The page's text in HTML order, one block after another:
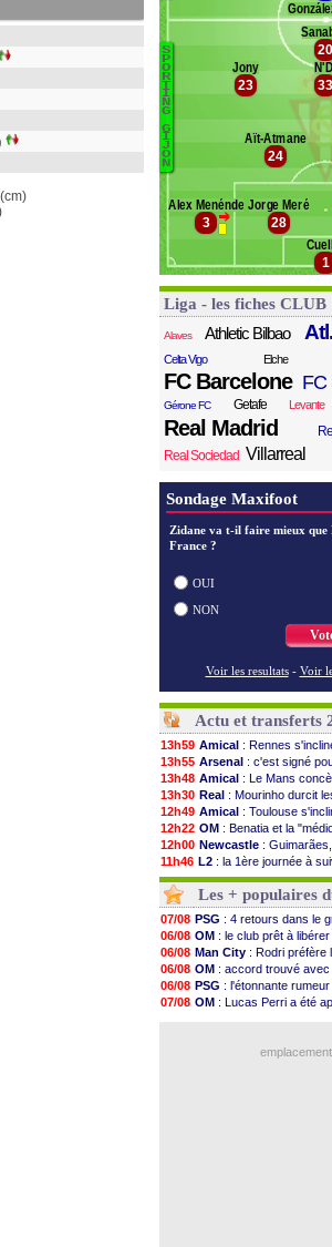
Hajrovic
González
Enrich Ametller
Banc des
García Cabrera
Pablo Pérez
Carlos Castro
Carlos Carmona
S
P
O
R
T
I
N
G
G
I
J
O
N
1
28
Jorge Meré
>
3
Álex Menéndez
24
Aït-Atmane
33
23
Jony
20
Liga - les fiches CLUB
Alaves Athletic Bilbao
Celta Vigo Elche
FC Barcelone FC
Gérone FC Getafe Levante
Real Madrid
Real Sociedad Villarreal
Sondage Maxifoot
Zidane va t-il faire mieux que
France ?
OUI
NON
Voir les resultats - Voir
Actu et transferts
13h59 Amical : Rennes
13h55 Arsenal : c'est signé
13h48 Amical : Le Mans
13h30 Real : Mourinho durcit
12h49 Amical : Toulouse
12h22 OM : Benatia et la
12h00 Newcastle :
11h46 L2 : la 1ère journée à
11h20 PSG: une deuxième
10h49
PSG : le groupe pour le
10h32 OM: le jour où tout a
10h10
Heracles: Reine-
09h49
Monaco: Mawissa a
09h35
OM : accord avec la
09h08
Barça: Araujo va partir
08h54
OM : Côme pousse
08h32
Man Utd: le groupe
: Gouiri évoque son
Les + populaires
07/08 PSG : 4 retours dans le
06/08 OM : le club prêt à
06/08 Man City : Rodri préfère
06/08 OM : accord trouvé
06/08 PSG : l'étonnante
07/08 OM : Lucas Perri a été